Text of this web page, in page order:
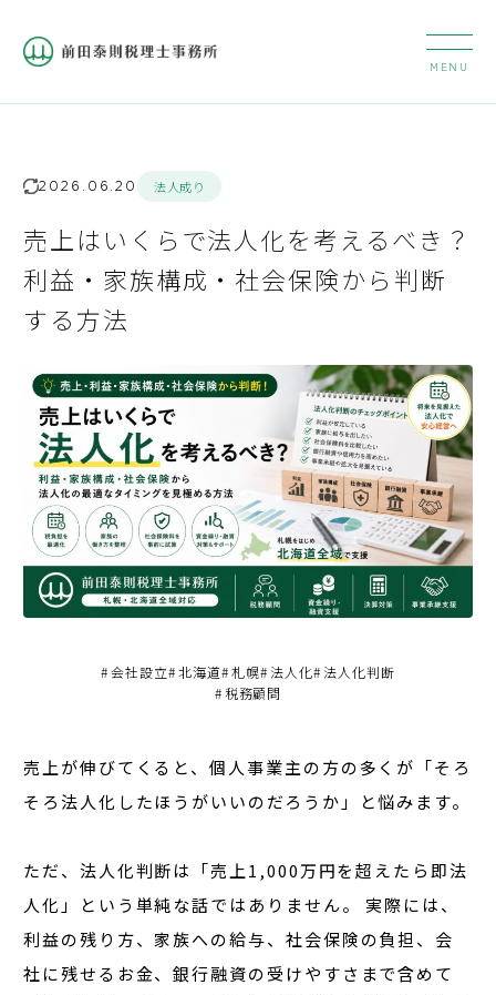
2026.06.20 法人成り
売上はいくらで法人化を考えるべき？
利益・家族構成・社会保険から判断
する方法
#会社設立#北海道#札幌#法人化#法人化判断
#税務顧問
売上が伸びてくると、個人事業主の方の多くが「そろ
そろ法人化したほうがいいのだろうか」と悩みます。
ただ、 法人化判断は「売上1,000万円を超えたら即法
人化」という単純な話ではありません。
実際には、
利益の残り方、家族への給与、社会保険の負担、会
社に残せるお金、銀行融資の受けやすさまで含めて